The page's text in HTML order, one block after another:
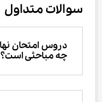
سوالات متداول
چه مباحثی است؟